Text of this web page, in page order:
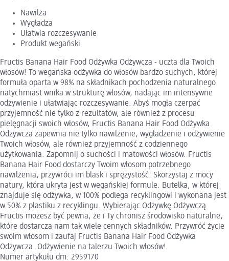
Nawilża
Wygładza
Ułatwia rozczesywanie
Produkt wegański
Fructis Banana Hair Food Odżywka Odżywcza - uczta dla Twoich
włosów! To wegańska odżywka do włosów bardzo suchych, której
formuła oparta w 98% na składnikach pochodzenia naturalnego
natychmiast wnika w strukturę włosów, nadając im intensywne
odżywienie i ułatwiając rozczesywanie. Abyś mogła czerpać
przyjemność nie tylko z rezultatów, ale również z procesu
pielęgnacji swoich włosów, Fructis Banana Hair Food Odżywka
Odżywcza zapewnia nie tylko nawilżenie, wygładzenie i odżywienie
Twoich włosów, ale również przyjemność z codziennego
użytkowania. Zapomnij o suchości i matowości włosów. Fructis
Banana Hair Food dostarczy Twoim włosom potrzebnego
nawilżenia, przywróci im blask i sprężystość. Skorzystaj z mocy
natury, która ukryta jest w wegańskiej formule. Butelka, w której
znajduje się odżywka, w 100% podlega recyklingowi i wykonana jest
w 50% z plastiku z recyklingu. Wybierając Odżywkę Odżywczą
Fructis możesz być pewna, że i Ty chronisz środowisko naturalne,
które dostarcza nam tak wiele cennych składników. Przywróć życie
swoim włosom i zaufaj Fructis Banana Hair Food Odżywka
Odżywcza. Odżywienie na talerzu Twoich włosów!
Numer artykułu dm: 2959170